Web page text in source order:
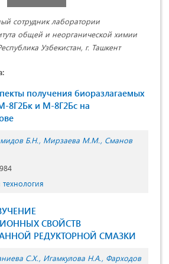
сотрудник лаборатории
общей и неорганической химии
Узбекистан, г. Ташкент
получения биоразлагаемых
8Г2Бк и М-8Г2Бс на
Б.Н. Мирзаева М.М. Сманов
СВОЙСТВ
РЕДУКТОРНОЙ СМАЗКИ
С.Х. Игамкулова Н.А. Фарходов